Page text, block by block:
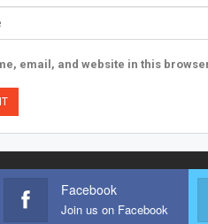
email, and website in this
Facebook
Join us on Facebook